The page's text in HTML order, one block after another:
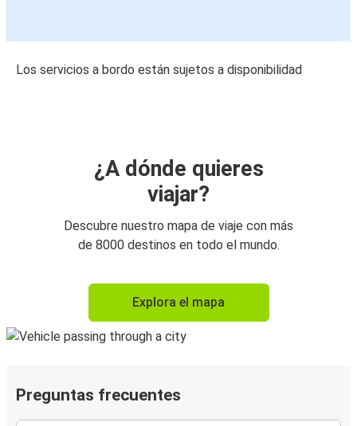
Los servicios a bordo están sujetos a disponibilidad
¿A dónde quieres
viajar?
Descubre nuestro mapa de viaje con más
de 8000 destinos en todo el mundo.
Explora el mapa
Preguntas frecuentes